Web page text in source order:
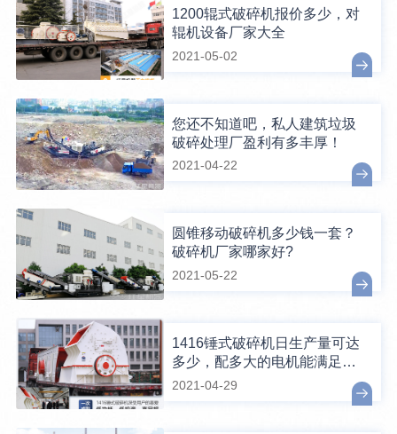
1200辊式破碎机报价多少，对
辊机设备厂家大全
2021-05-02
您还不知道吧，私人建筑垃圾
破碎处理厂盈利有多丰厚！
2021-04-22
圆锥移动破碎机多少钱一套？
破碎机厂家哪家好?
2021-05-22
1416锤式破碎机日生产量可达
多少，配多大的电机能满足破
碎生产需要？
2021-04-29